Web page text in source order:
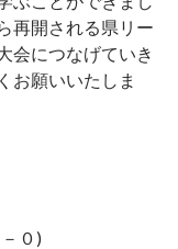
再開される県リー
会につなげていき
お願いいたしま
０)